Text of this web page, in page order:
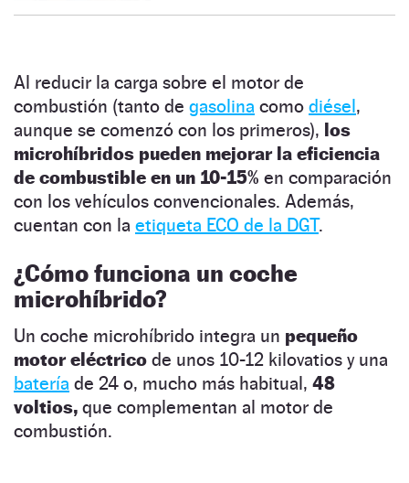
Al reducir la carga sobre el motor de
combustión (tanto de gasolina como diésel,
aunque se comenzó con los primeros), los
microhíbridos pueden mejorar la eficiencia
de combustible en un 10-15% en comparación
con los vehículos convencionales. Además,
cuentan con la etiqueta ECO de la DGT.
¿Cómo funciona un coche
microhíbrido?
Un coche microhíbrido integra un pequeño
motor eléctrico de unos 10-12 kilovatios y una
batería de 24 o, mucho más habitual, 48
voltios, que complementan al motor de
combustión.